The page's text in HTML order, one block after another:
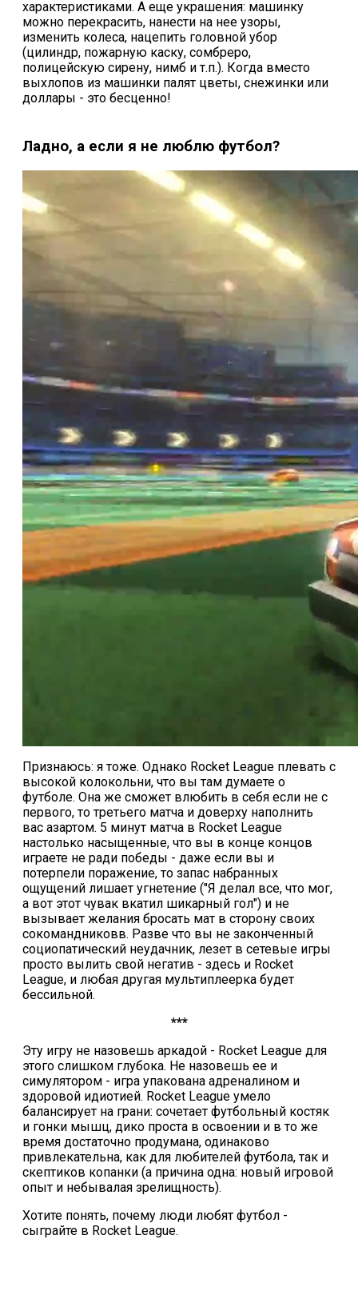
характеристиками. А еще украшения: машинку
можно перекрасить, нанести на нее узоры,
изменить колеса, нацепить головной убор
(цилиндр, пожарную каску, сомбреро,
полицейскую сирену, нимб и т.п.). Когда вместо
выхлопов из машинки палят цветы, снежинки или
доллары - это бесценно!
Ладно, а если я не люблю футбол?
Признаюсь: я тоже. Однако Rocket League плевать с
высокой колокольни, что вы там думаете о
футболе. Она же сможет влюбить в себя если не с
первого, то третьего матча и доверху наполнить
вас азартом. 5 минут матча в Rocket League
настолько насыщенные, что вы в конце концов
играете не ради победы - даже если вы и
потерпели поражение, то запас набранных
ощущений лишает угнетение ("Я делал все, что мог,
а вот этот чувак вкатил шикарный гол") и не
вызывает желания бросать мат в сторону своих
сокомандниковв. Разве что вы не законченный
социопатический неудачник, лезет в сетевые игры
просто вылить свой негатив - здесь и Rocket
League, и любая другая мультиплеерка будет
бессильной.
***
Эту игру не назовешь аркадой - Rocket League для
этого слишком глубока. Не назовешь ее и
симулятором - игра упакована адреналином и
здоровой идиотией. Rocket League умело
балансирует на грани: сочетает футбольный костяк
и гонки мышц, дико проста в освоении и в то же
время достаточно продумана, одинаково
привлекательна, как для любителей футбола, так и
скептиков копанки (а причина одна: новый игровой
опыт и небывалая зрелищность).
Хотите понять, почему люди любят футбол -
сыграйте в Rocket League.